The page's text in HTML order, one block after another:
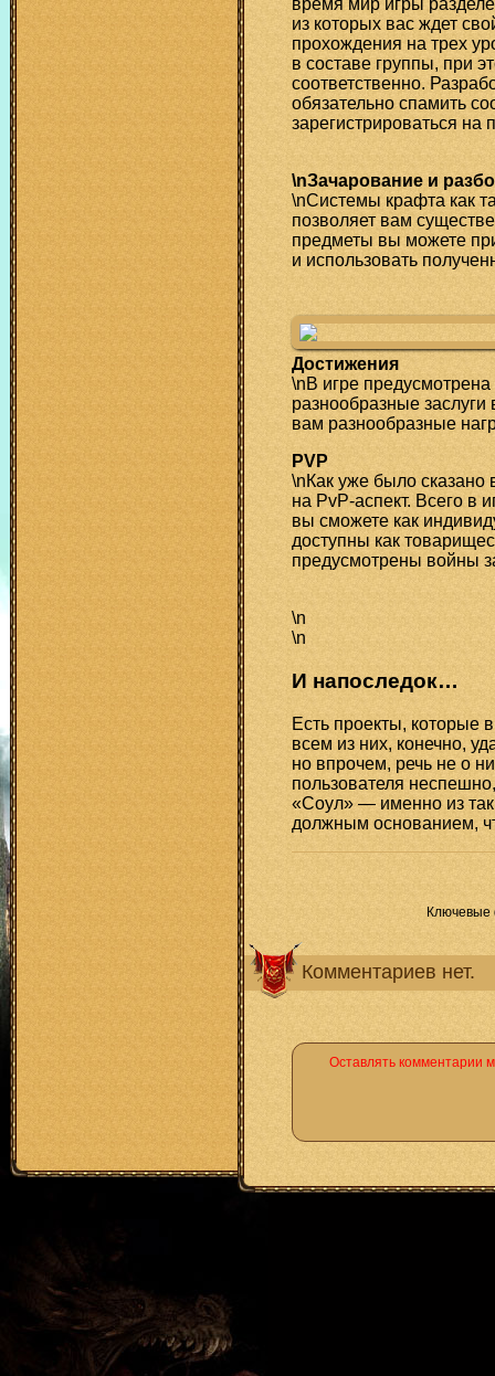
время мир игры
из которых вас ждет
прохождения на трех
в составе группы, при
соответственно.
обязательно спамить
зарегистрироваться
\nЗачарование и
\nСистемы крафта как
позволяет вам
предметы вы можете
и использовать
Достижения
\nВ игре
разнообразные
вам разнообразные
PVP
\nКак уже было сказано
на PvP-аспект. Всего в
вы сможете как
доступны как
предусмотрены войны
\n
\n
И напоследок…
Есть проекты, которые
всем из них, конечно,
но впрочем, речь не о
пользователя
«Соул» — именно из
должным основанием,
Комментариев нет.
Оставлять комментарии